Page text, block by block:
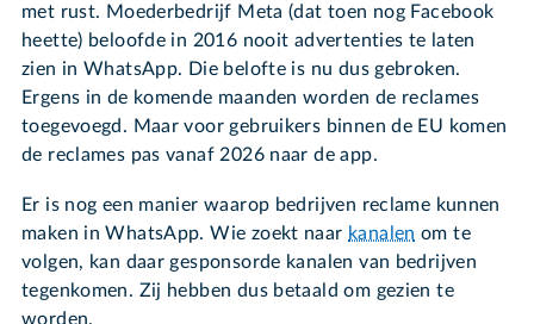
met rust. Moederbedrijf Meta (dat toen nog Facebook
heette) beloofde in 2016 nooit advertenties te laten
zien in WhatsApp. Die belofte is nu dus gebroken.
Ergens in de komende maanden worden de reclames
toegevoegd. Maar voor gebruikers binnen de EU komen
de reclames pas vanaf 2026 naar de app.
Er is nog een manier waarop bedrijven reclame kunnen
maken in WhatsApp. Wie zoekt naar kanalen om te
volgen, kan daar gesponsorde kanalen van bedrijven
tegenkomen. Zij hebben dus betaald om gezien te
worden.